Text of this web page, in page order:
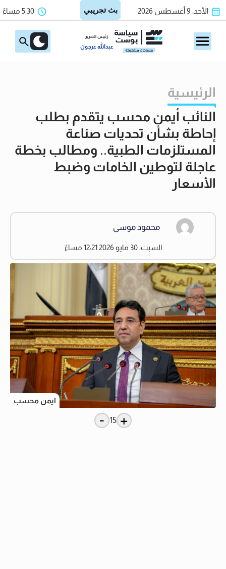
الأحد، 9 أغسطس 2026 5:30 مساءً
رئيس التحرير
عبدالله عرجون
الرئيسية
النائب أيمن محسب يتقدم بطلب
إحاطة بشأن تحديات صناعة
المستلزمات الطبية.. ومطالب بخطة
عاجلة لتوطين الخامات وضبط
الأسعار
محمود موسى
السبت، 30 مايو 2026 12:21 مساءً
ايمن محسب
+
15
-